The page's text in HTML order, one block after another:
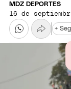
MDZ DEPORTES
16 de
+